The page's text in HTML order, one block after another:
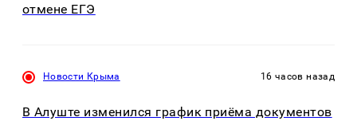
отмене ЕГЭ
Новости Крыма 16 часов назад
В Алуште изменился график приёма документов